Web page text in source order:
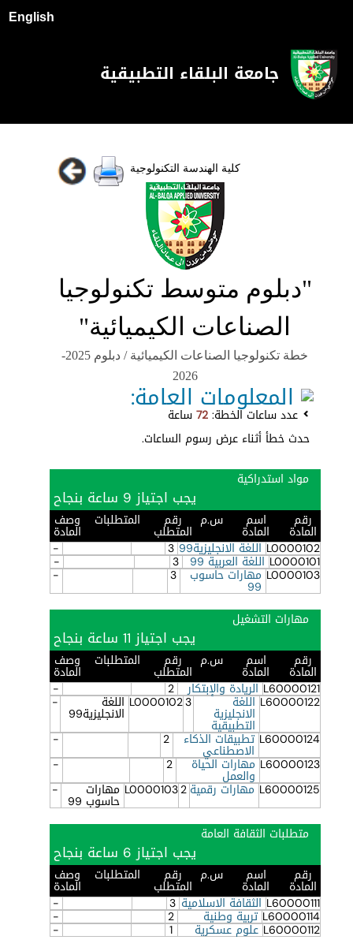
English
جامعة البلقاء التطبيقية
كلية الهندسة التكنولوجية
"دبلوم متوسط تكنولوجيا
الصناعات الكيميائية"
خطة تكنولوجيا الصناعات الكيميائية / دبلوم 2025-
2026
المعلومات العامة:
عدد ساعات الخطة:72ساعة
حدث خطأ أثناء عرض رسوم الساعات.
مواد استدراكية
يجب اجتياز 9 ساعة بنجاح
رقم
المادة
اسم
المادة
س.م رقم
المتطلب
المتطلبات وصف
المادة
L0000102 اللغة الانجليزية99 3
-
L0000101 اللغة العربية 99 3
-
L0000103 مهارات حاسوب
99
3
-
مهارات التشغيل
يجب اجتياز 11 ساعة بنجاح
رقم
المادة
اسم
المادة
س.م رقم
المتطلب
المتطلبات وصف
المادة
L60000121 الريادة والإبتكار 2
-
L60000122 اللغة
الانجليزية
التطبيقية
3
L0000102 اللغة
الانجليزية99
-
L60000124 تطبيقات الذكاء
الاصطناعي
2
-
L60000123 مهارات الحياة
والعمل
2
-
L60000125 مهارات رقمية2
L0000103 مهارات
حاسوب 99
-
متطلبات الثقافة العامة
يجب اجتياز 6 ساعة بنجاح
رقم
المادة
اسم
المادة
س.م رقم
المتطلب
المتطلبات وصف
المادة
L60000111 الثقافة الاسلامية 3
-
L60000114 تربية وطنية 2
-
L60000112 علوم عسكرية 1
-